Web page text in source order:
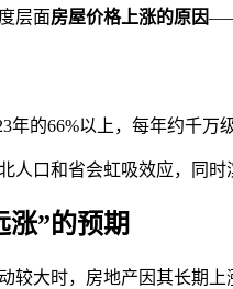
层面房屋价格上涨的原因——
年的66%以上，每年约千
人口和省会虹吸效应，同
涨”的预期
较大时，房地产因其长期